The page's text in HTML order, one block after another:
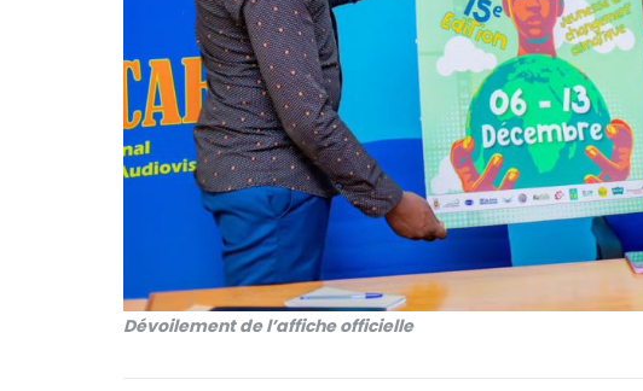
Dévoilement de l’affiche officielle